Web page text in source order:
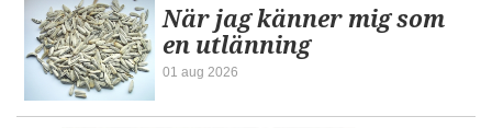
När jag känner mig som
en utlänning
01 aug 2026